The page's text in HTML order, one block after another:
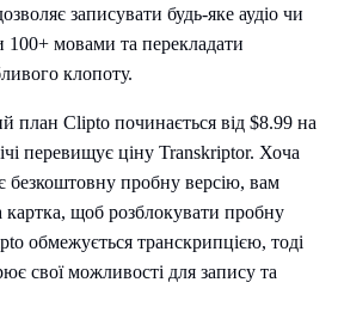
записувати будь-яке аудіо чи
100+ мовами та перекладати
клопоту.
план Clipto починається від $8.99 на
перевищує ціну Transkriptor. Хоча
безкоштовну пробну версію, вам
картка, щоб розблокувати пробну
обмежується транскрипцією, тоді
свої можливості для запису та